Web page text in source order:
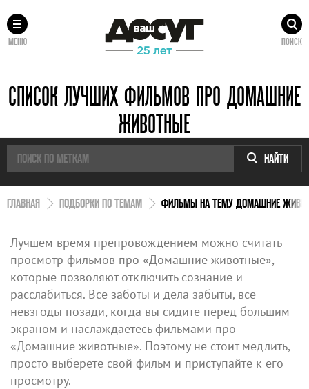
МЕНЮ ПОИСК
СПИСОК ЛУЧШИХ ФИЛЬМОВ ПРО ДОМАШНИЕ
ЖИВОТНЫЕ
НАЙТИ
ГЛАВНАЯ ПОДБОРКИ ПО ТЕМАМ ФИЛЬМЫ НА ТЕМУ ДОМАШНИЕ
Лучшем время препровождением можно считать
просмотр фильмов про «Домашние животные»,
которые позволяют отключить сознание и
расслабиться. Все заботы и дела забыты, все
невзгоды позади, когда вы сидите перед большим
экраном и наслаждаетесь фильмами про
«Домашние животные». Поэтому не стоит медлить,
просто выберете свой фильм и приступайте к его
просмотру.